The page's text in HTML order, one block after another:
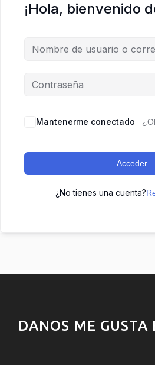
¡Hola, bienvenido
Mantenerme conectado
Acceder
¿No tienes una cuenta?
DANOS ME GUSTA